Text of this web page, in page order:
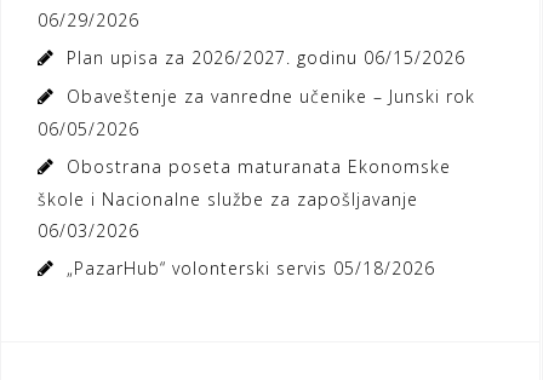
06/29/2026
Plan upisa za 2026/2027. godinu 06/15/2026
Obaveštenje za vanredne učenike – Junski rok
06/05/2026
Obostrana poseta maturanata Ekonomske
škole i Nacionalne službe za zapošljavanje
06/03/2026
„PazarHub“ volonterski servis 05/18/2026